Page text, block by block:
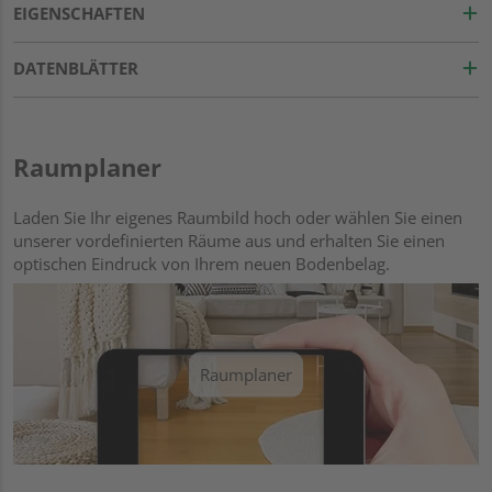
EIGENSCHAFTEN
DATENBLÄTTER
Raumplaner
Laden Sie Ihr eigenes Raumbild hoch oder wählen Sie einen
unserer vordefinierten Räume aus und erhalten Sie einen
optischen Eindruck von Ihrem neuen Bodenbelag.
Raumplaner